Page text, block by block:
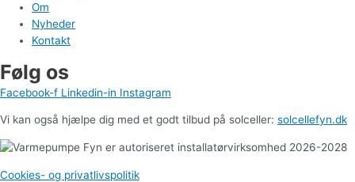
Om
Nyheder
Kontakt
Følg os
Facebook-f Linkedin-in Instagram
Vi kan også hjælpe dig med et godt tilbud på solceller: solcellefyn.dk
Cookies- og privatlivspolitik